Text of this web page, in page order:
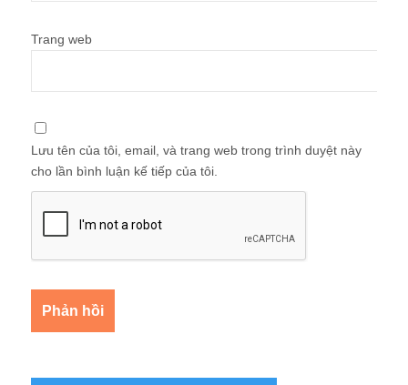
Trang web
Lưu tên của tôi, email, và trang web trong trình duyệt này
cho lần bình luận kế tiếp của tôi.